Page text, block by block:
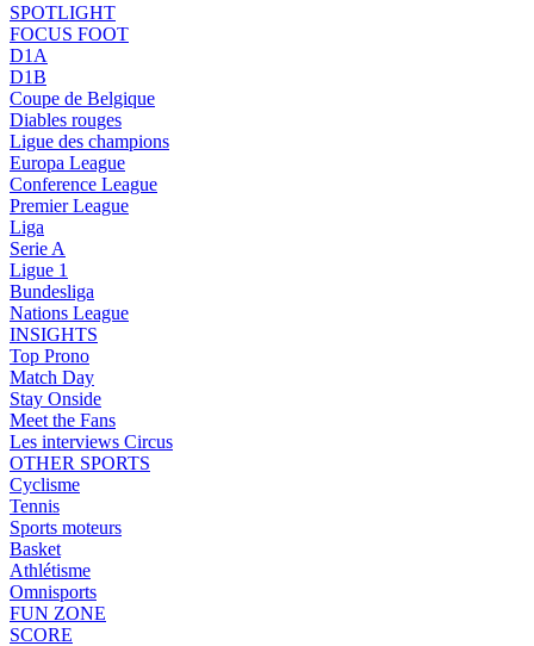
SPOTLIGHT
FOCUS FOOT
D1A
D1B
Coupe de Belgique
Diables rouges
Ligue des champions
Europa League
Conference League
Premier League
Liga
Serie A
Ligue 1
Bundesliga
Nations League
INSIGHTS
Top Prono
Match Day
Stay Onside
Meet the Fans
Les interviews Circus
OTHER SPORTS
Cyclisme
Tennis
Sports moteurs
Basket
Athlétisme
Omnisports
FUN ZONE
SCORE